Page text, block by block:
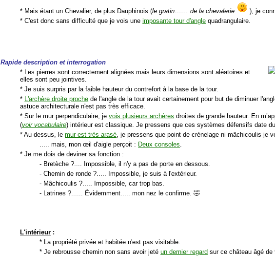
* Mais étant un Chevalier, de plus Dauphinois (le gratin....... de la chevalerie
), je
* C'est donc sans difficulté que je vois uneimposante tour d'angle quadrangulaire.
Rapide description et interrogation
* Les pierres sont correctement alignées mais leurs dimensions sont aléatoires et
elles sont peu jointives.
* Je suis surpris par la faible hauteur du contrefort à la base de la tour.
*
L'archère droite proche de l'angle de la tour avait certainement pour but de diminuer
astuce architecturale n'est pas très efficace.
* Sur le mur perpendiculaire, jevois plusieurs archères droites de grande hauteur. En
(voir vocabulaire) intérieur est classique. Je pressens que ces systèmes défensifs date
* Au dessus, lemur est très arasé, je pressens que point de crénelage ni mâchicoulis je
..... mais, mon œil d'aigle perçoit : Deux consoles.
* Je me dois de deviner sa fonction :
- Bretèche ?.... Impossible, il n'y a pas de porte en dessous.
- Chemin de ronde ?..... Impossible, je suis à l'extérieur.
- Mâchicoulis ?..... Impossible, car trop bas.
- Latrines ?...... Évidemment..... mon nez le confirme. 🤣
L'intérieur :
* La propriété privée et habitée n'est pas visitable.
* Je rebrousse chemin non sans avoir jetéun dernier regard sur ce château âgé de